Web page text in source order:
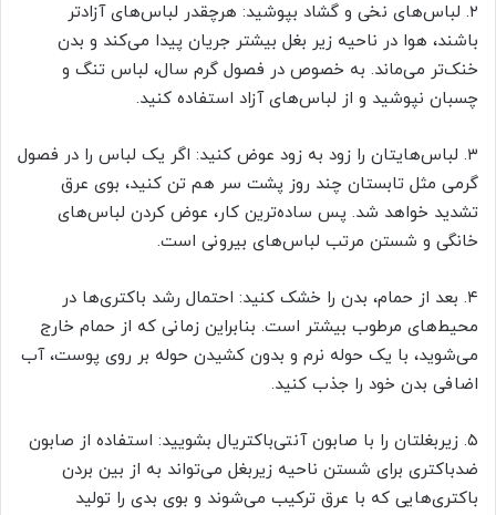
۲. لباس‌های نخی و گشاد بپوشید: هرچقدر لباس‌های آزادتر
باشند، هوا در ناحیه زیر بغل بیشتر جریان پیدا می‌کند و بدن
خنک‌تر می‌ماند. به خصوص در فصول گرم سال، لباس تنگ و
چسبان نپوشید و از لباس‌های آزاد استفاده کنید.
۳. لباس‌هایتان را زود به زود عوض کنید: اگر یک لباس را در فصول
گرمی مثل تابستان چند روز پشت سر هم تن کنید، بوی عرق
تشدید خواهد شد. پس ساده‌ترین کار، عوض کردن لباس‌های
خانگی و شستن مرتب لباس‌های بیرونی است.
۴. بعد از حمام، بدن را خشک کنید: احتمال رشد باکتری‌ها در
محیط‌های مرطوب بیشتر است. بنابراین زمانی که از حمام خارج
می‌شوید، با یک حوله نرم و بدون کشیدن حوله بر روی پوست، آب
اضافی بدن خود را جذب کنید.
۵. زیربغلتان را با صابون آنتی‌باکتریال بشویید: استفاده از صابون
ضدباکتری برای شستن ناحیه زیربغل می‌تواند به از بین بردن
باکتری‌هایی که با عرق ترکیب می‌شوند و بوی بدی را تولید